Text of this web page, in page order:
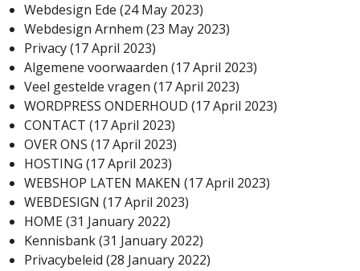
Webdesign Ede (24 May 2023)
Webdesign Arnhem (23 May 2023)
Privacy(17 April 2023)
Algemene voorwaarden (17 April 2023)
Veel gestelde vragen (17 April 2023)
WORDPRESS ONDERHOUD (17 April 2023)
CONTACT (17 April 2023)
OVER ONS (17 April 2023)
HOSTING (17 April 2023)
WEBSHOP LATEN MAKEN (17 April 2023)
WEBDESIGN (17 April 2023)
HOME(31 January 2022)
Kennisbank(31 January 2022)
Privacybeleid (28 January 2022)